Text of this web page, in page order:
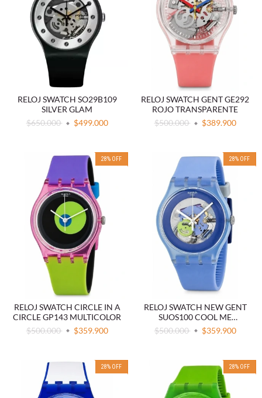
RELOJ SWATCH SO29B109
SILVER GLAM
$650.000
$499.000
RELOJ SWATCH GENT GE292
ROJO TRANSPARENTE
$500.000
$389.900
28% OFF
RELOJ SWATCH CIRCLE IN A
CIRCLE GP143 MULTICOLOR
$500.000
$359.900
28% OFF
RELOJ SWATCH NEW GENT
SUOS100 COOL ME
ESQUELETADO
$500.000 $359.900
28% OFF 28% OFF